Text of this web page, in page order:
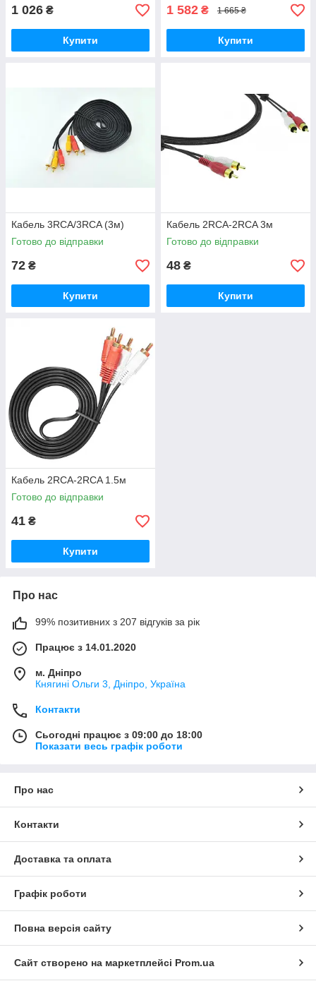
1 026 ₴
Купити
1 582 ₴ 1 665 ₴
Купити
Кабель 3RCA/3RCA (3м)
Готово до відправки
72 ₴
Купити
Кабель 2RCA-2RCA 3м
Готово до відправки
48 ₴
Купити
Кабель 2RCA-2RCA 1.5м
Готово до відправки
41 ₴
Купити
Про нас
99% позитивних з 207 відгуків за рік
Працює з 14.01.2020
м. Дніпро
Княгині Ольги 3, Дніпро, Україна
Контакти
Сьогодні працює з 09:00 до 18:00
Показати весь графік роботи
Про нас
Контакти
Доставка та оплата
Графік роботи
Повна версія сайту
Сайт створено на маркетплейсі Prom.ua